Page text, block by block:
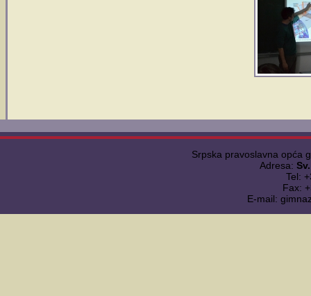
Srpska pravoslavna opća
Adresa:
Tel:
Fax:
E-mail: